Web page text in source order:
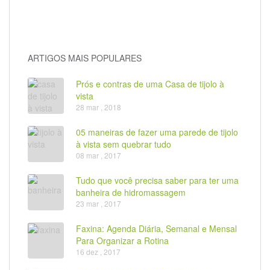
ARTIGOS MAIS POPULARES
Prós e contras de uma Casa de tijolo à
vista
28 mar , 2018
05 maneiras de fazer uma parede de tijolo
à vista sem quebrar tudo
08 mar , 2017
Tudo que você precisa saber para ter uma
banheira de hidromassagem
23 mar , 2017
Faxina: Agenda Diária, Semanal e Mensal
Para Organizar a Rotina
16 dez , 2017